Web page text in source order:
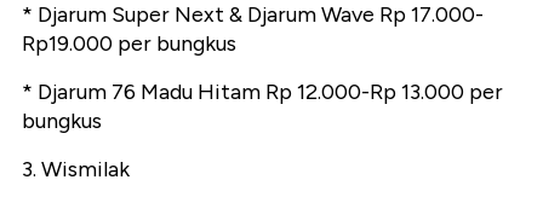
* Djarum Super Next & Djarum Wave Rp 17.000-
Rp19.000 per bungkus
* Djarum 76 Madu Hitam Rp 12.000-Rp 13.000 per
bungkus
3. Wismilak